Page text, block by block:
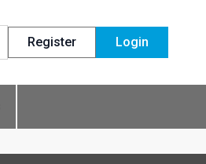
Register Login